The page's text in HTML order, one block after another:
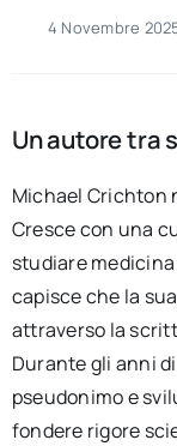
4 Novembre
Un autore tra
Michael Crichton
Cresce con una
studiare
capisce che la
attraverso la
Durante gli anni
pseudonimo e
fondere rigore